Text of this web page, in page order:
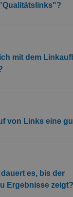
mit dem
von Links eine
es, bis der
Ergebnisse zeigt?